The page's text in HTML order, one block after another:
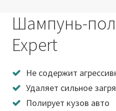
Шампунь-
Expert
Не содержит
Удаляет сильное
Полирует кузов авто